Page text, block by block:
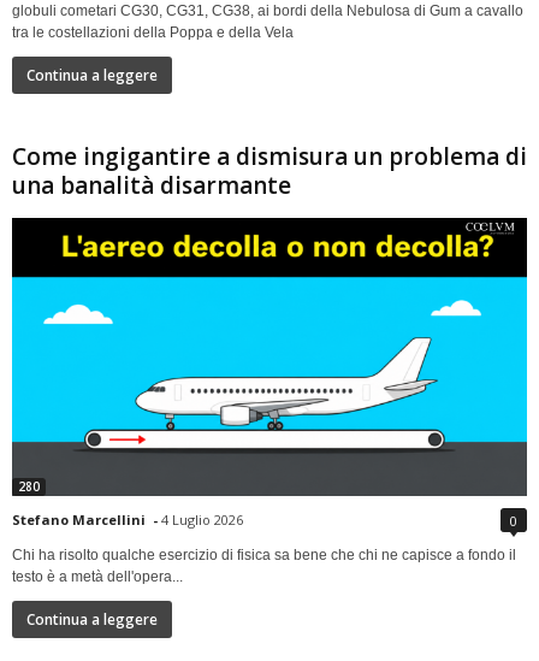
globuli cometari CG30, CG31, CG38, ai bordi della Nebulosa di Gum a cavallo
tra le costellazioni della Poppa e della Vela
Continua a leggere
Come ingigantire a dismisura un problema di
una banalità disarmante
280
Stefano Marcellini - 4 Luglio 2026 0
Chi ha risolto qualche esercizio di fisica sa bene che chi ne capisce a fondo il
testo è a metà dell'opera...
Continua a leggere